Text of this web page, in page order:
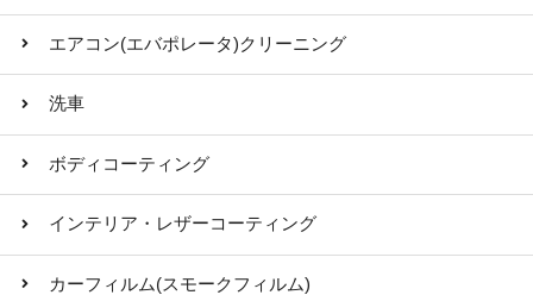
エアコン(エバポレータ)クリーニング
洗車
ボディコーティング
インテリア・レザーコーティング
カーフィルム(スモークフィルム)